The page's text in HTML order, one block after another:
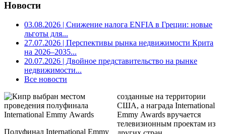
Новости
03.08.2026 | Снижение налога ENFIA в Греции: новые
льготы для...
27.07.2026 | Перспективы рынка недвижимости Крита
на 2026–2035...
20.07.2026 | Двойное представительство на рынке
недвижимости...
Все новости
Полуфинал International Emmy
созданные на территории
США, а награда International
Emmy Awards вручается
телевизионным проектам из